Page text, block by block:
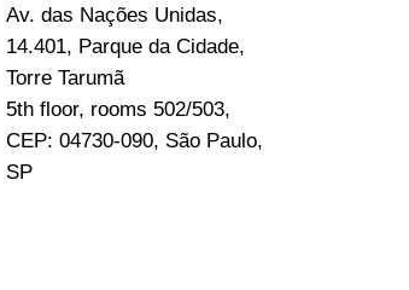
Av. das Nações Unidas,
14.401, Parque da Cidade,
Torre Tarumã
5th floor, rooms 502/503,
CEP: 04730-090, São Paulo,
SP